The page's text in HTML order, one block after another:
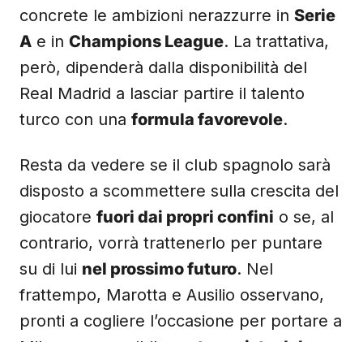
concrete le ambizioni nerazzurre in Serie
A e in Champions League. La trattativa,
però, dipenderà dalla disponibilità del
Real Madrid a lasciar partire il talento
turco con una formula favorevole.
Resta da vedere se il club spagnolo sarà
disposto a scommettere sulla crescita del
giocatore fuori dai propri confini o se, al
contrario, vorrà trattenerlo per puntare
su di lui nel prossimo futuro. Nel
frattempo, Marotta e Ausilio osservano,
pronti a cogliere l’occasione per portare a